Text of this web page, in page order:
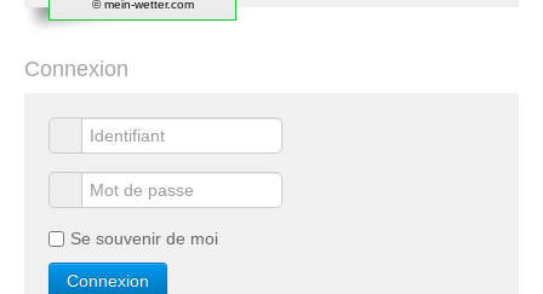
© mein-wetter.com
Connexion
Se souvenir de moi